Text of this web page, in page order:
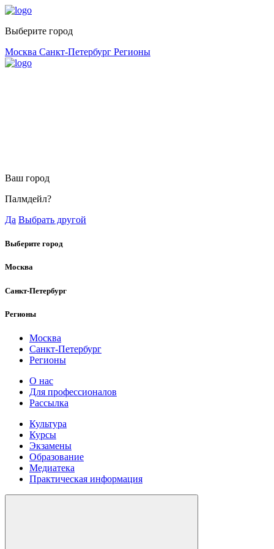
Выберите город
Москва Санкт-Петербург Регионы
Ваш город
Палмдейл?
Да Выбрать другой
Выберите город
Москва
Санкт-Петербург
Регионы
Москва
Санкт-Петербург
Регионы
О нас
Для профессионалов
Рассылка
Культура
Курсы
Экзамены
Образование
Медиатека
Практическая информация